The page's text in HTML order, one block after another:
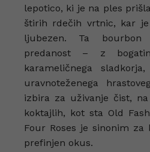
lepotico, ki je na ples
štirih rdečih vrtnic, kar
ljubezen. Ta
predanost – z
karameličnega
uravnoteženega
izbira za uživanje čist,
koktajlih, kot sta Old
Four Roses je sinonim za
prefinjen okus.